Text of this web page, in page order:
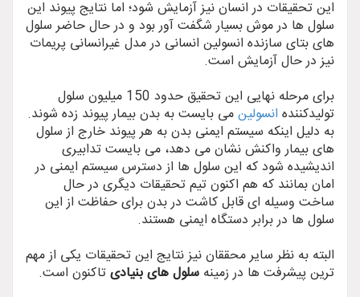
این تحقیقات در انسان نیز آزمایش شود؛ اما نتایج پیوند این
سلول ها در موش بسیار شگفت آور بود و در حال حاضر سلول
های بتای سازنده انسولین انسانی در مدل غیرانسانی پریمات
نیز در حال آزمایش است.
برای مرحله نهایی این تحقیق حدود 150 میلیون سلول
تولیدکننده انسولینمی بایست به بدن بیمار پیوند زده شوند.
به دلیل اینکه سیستم ایمنی بدن به هر پیوند خارج از سلول
های بیمار واکنش نشان می دهد، می بایست تدابیری
اندیشیده شود که این سلول ها از دسترس سیستم ایمنی در
امان بمانند که هم اکنون تیم تحقیقات دیگری در حال
ساخت وسیله ای قابل کاشت در بدن برای حفاظت از این
سلول ها در برابر دستگاه ایمنی هستند.
البته به نظر سایر محققان نیز نتایج این تحقیقات یکی از مهم
ترین پیشرفت ها در زمینه سلول های بنیادیتاکنون است.